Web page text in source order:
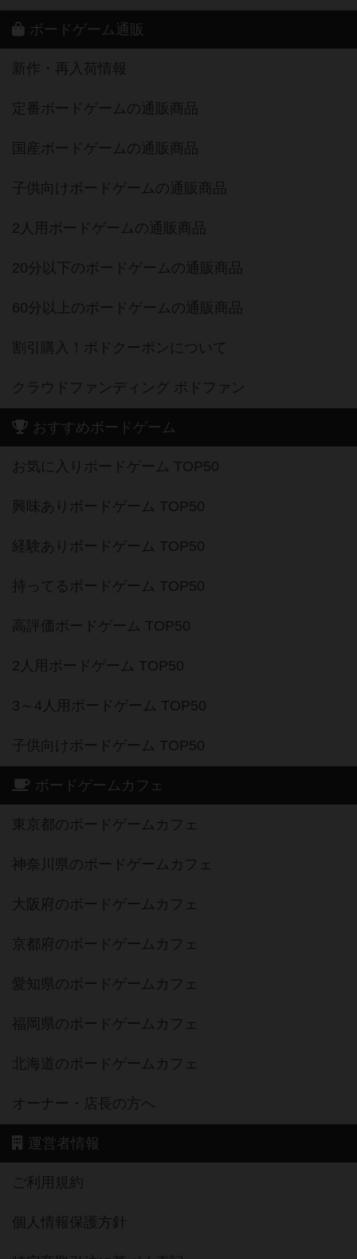
ボードゲーム通販
新作・再入荷情報
定番ボードゲームの通販商品
国産ボードゲームの通販商品
子供向けボードゲームの通販商品
2人用ボードゲームの通販商品
20分以下のボードゲームの通販商品
60分以上のボードゲームの通販商品
割引購入！ボドクーポンについて
クラウドファンディング ボドファン
おすすめボードゲーム
お気に入りボードゲーム TOP50
興味ありボードゲーム TOP50
経験ありボードゲーム TOP50
持ってるボードゲーム TOP50
高評価ボードゲーム TOP50
2人用ボードゲーム TOP50
3～4人用ボードゲーム TOP50
子供向けボードゲーム TOP50
ボードゲームカフェ
東京都のボードゲームカフェ
神奈川県のボードゲームカフェ
大阪府のボードゲームカフェ
京都府のボードゲームカフェ
愛知県のボードゲームカフェ
福岡県のボードゲームカフェ
北海道のボードゲームカフェ
オーナー・店長の方へ
運営者情報
ご利用規約
個人情報保護方針